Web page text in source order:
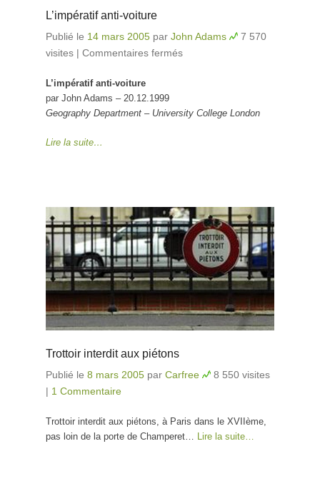
L’impératif anti-voiture
Publié le 14 mars 2005 par John Adams
7 570
visites | Commentaires fermés
L’impératif anti-voiture
par John Adams – 20.12.1999
Geography Department – University College London
Lire la suite…
Trottoir interdit aux piétons
Publié le 8 mars 2005 par Carfree
8 550 visites
| 1 Commentaire
Trottoir interdit aux piétons, à Paris dans le XVIIème,
pas loin de la porte de Champeret… Lire la suite…